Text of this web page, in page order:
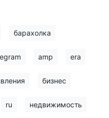
барахолка
amp era
бизнес
ru недвижимость